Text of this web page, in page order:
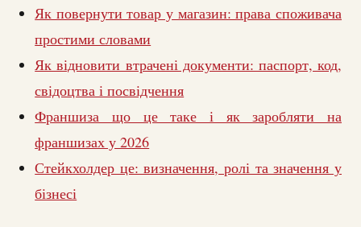
Як повернути товар у магазин: права споживача
простими словами
Як відновити втрачені документи: паспорт, код,
свідоцтва і посвідчення
Франшиза що це таке і як заробляти на
франшизах у 2026
Стейкхолдер це: визначення, ролі та значення у
бізнесі